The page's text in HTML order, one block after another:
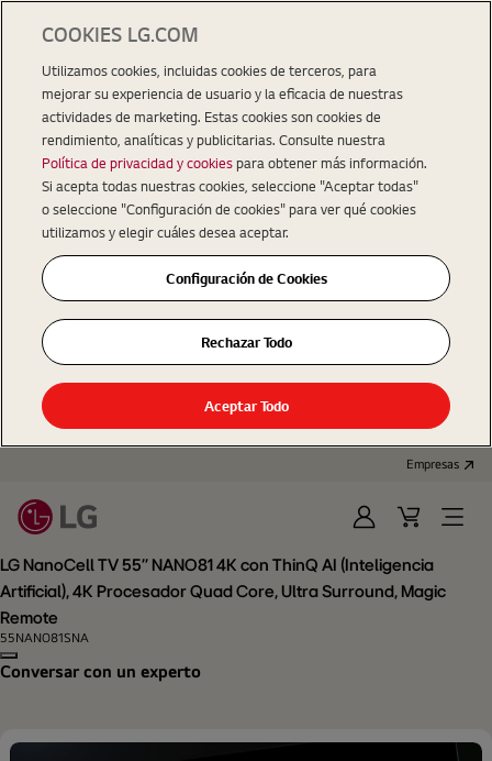
Empresas
Iniciar
Sesión
Cart
Open
LG NanoCell TV 55'' NANO81 4K con ThinQ AI (Inteligencia
Artificial), 4K Procesador Quad Core, Ultra Surround, Magic
Remote
55NANO81SNA
Copy model name
Conversar con un experto
COOKIES LG.COM
Utilizamos cookies, incluidas cookies de terceros, para
mejorar su experiencia de usuario y la eficacia de nuestras
actividades de marketing. Estas cookies son cookies de
rendimiento, analíticas y publicitarias. Consulte nuestra
Política de privacidad y cookiespara obtener más información.
Si acepta todas nuestras cookies, seleccione "Aceptar todas"
o seleccione "Configuración de cookies" para ver qué cookies
utilizamos y elegir cuáles desea aceptar.
Configuración de Cookies
Rechazar Todo
Aceptar Todo